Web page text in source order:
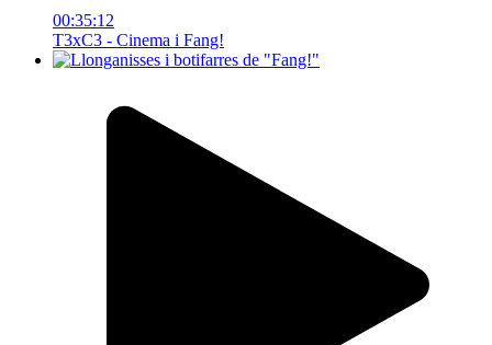
00:35:12
T3xC3 - Cinema i Fang!